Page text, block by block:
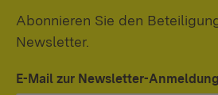
Abonnieren Sie den
Newsletter.
E-Mail zur Newsletter-Anmeldung